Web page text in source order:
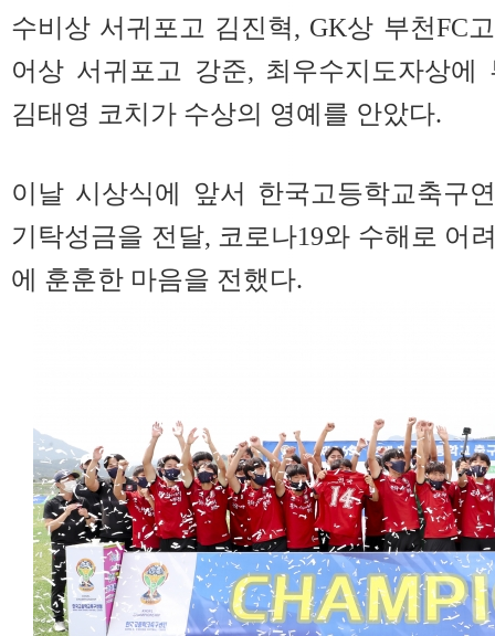
수비상 서귀포고 김진혁, GK상 부천FC
어상 서귀포고 강준, 최우수지도자상에
김태영 코치가 수상의 영예를 안았다.
이날 시상식에 앞서 한국고등학교축구
기탁성금을 전달, 코로나19와 수해로 어
에 훈훈한 마음을 전했다.